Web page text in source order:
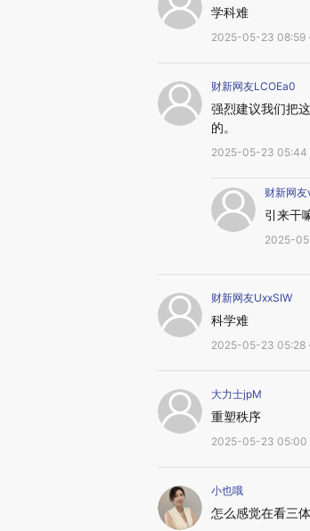
学科难
2025-05-23 08:59
财新网友LCOEa0
强烈建议我们把
的。
2025-05-23 05:44
财新网
引来干
2025-
财新网友UxxSIW
科学难
2025-05-23 05:28
大力士jpM
重塑秩序
2025-05-23 05:00
小也哦
怎么感觉在看三体